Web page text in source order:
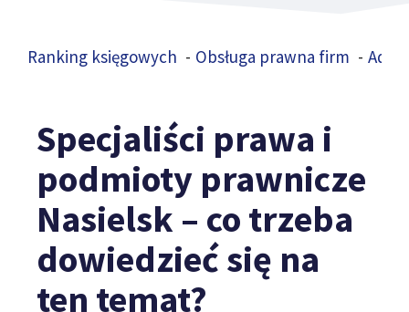
Ranking księgowych Obsługa prawna firm
Specjaliści prawa i
podmioty prawnicze
Nasielsk – co trzeba
dowiedzieć się na
ten temat?